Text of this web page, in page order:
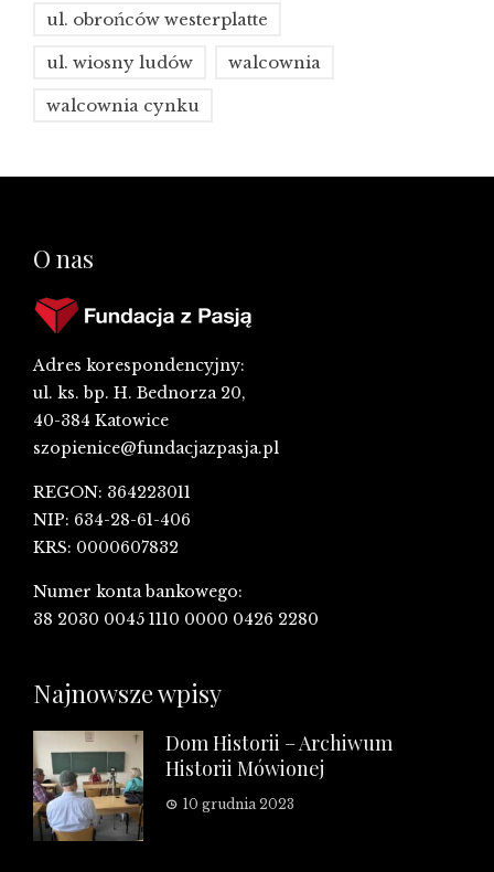
ul. obrońców westerplatte
ul. wiosny ludów walcownia
walcownia cynku
O nas
Adres korespondencyjny:
ul. ks. bp. H. Bednorza 20,
40-384 Katowice
szopienice@fundacjazpasja.pl
REGON: 364223011
NIP: 634-28-61-406
KRS: 0000607832
Numer konta bankowego:
38 2030 0045 1110 0000 0426 2280
Najnowsze wpisy
Dom Historii – Archiwum
Historii Mówionej
10 grudnia 2023